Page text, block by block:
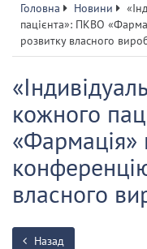
Головна Новини
пацієнта»: ПКВО
розвитку власного
кожного
«Фармація»
власного
Назад